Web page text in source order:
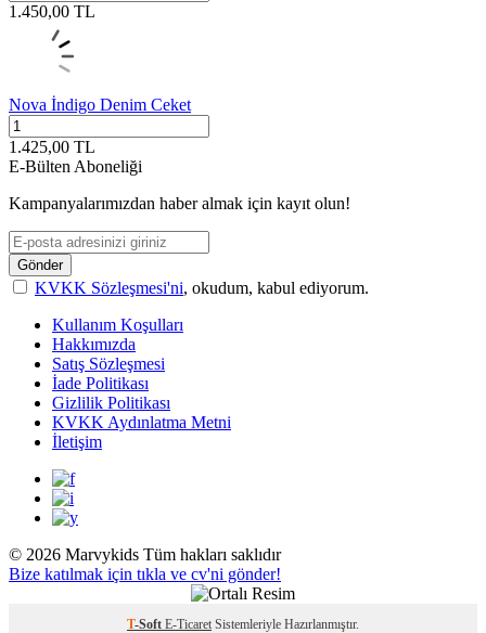
1.450,00 TL
Nova İndigo Denim Ceket
1.425,00 TL
E-Bülten Aboneliği
Kampanyalarımızdan haber almak için kayıt olun!
Gönder
KVKK Sözleşmesi'ni, okudum, kabul ediyorum.
Kullanım Koşulları
Hakkımızda
Satış Sözleşmesi
İade Politikası
Gizlilik Politikası
KVKK Aydınlatma Metni
İletişim
© 2026 Marvykids Tüm hakları saklıdır
Bize katılmak için tıkla ve cv'ni gönder!
T-Soft E-Ticaret Sistemleriyle Hazırlanmıştır.